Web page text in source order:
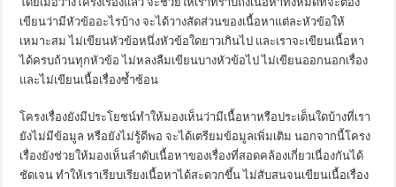
เขียนว่ามีหัวข้ออะไรบ้าง จะได้วางสัดส่วนของเนื้อหาแต่ละหัวข้อให้
เหมาะสม ไม่เขียนหัวข้อหนึ่งหัวข้อใดยาวเกินไป และเราจะเขียนเนื้อหา
ได้ครบถ้วนทุกหัวข้อ ไม่หลงลืมเขียนบางหัวข้อไป ไม่เขียนออกนอกเรื่อง
และไม่เขียนเนื้อเรื่องซ้ำซ้อน
โครงเรื่องยังมีประโยชน์ทำให้มองเห็นว่ามีเนื้อหาหรือประเด็นใดบ้างที่เรา
ยังไม่มีข้อมูล หรือยังไม่รู้ดีพอ จะได้เตรียมข้อมูลเพิ่มเติม นอกจากนี้โครง
เรื่องยังช่วยให้มองเห็นลำดับเนื้อหาของเรื่องที่สอดคล้องเกี่ยวเนื่องกันได้
ชัดเจน ทำให้เราเรียบเรียงเนื้อหาได้สะดวกขึ้น ไม่สับสนจนเขียนเนื้อเรื่อง